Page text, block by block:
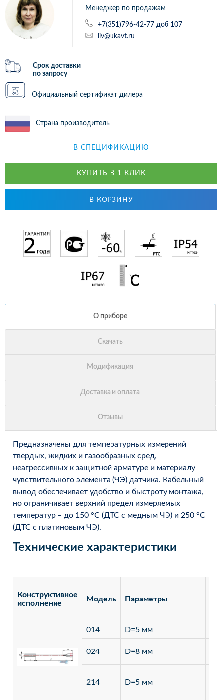
Менеджер по продажам
+7(351)796-42-77 доб 107
liv@ukavt.ru
Срок доставки
по запросу
Официальный сертификат дилера
Страна производитель
В СПЕЦИФИКАЦИЮ
КУПИТЬ В 1 КЛИК
В КОРЗИНУ
Предназначены для температурных измерений
твердых, жидких и газообразных сред,
неагрессивных к защитной арматуре и материалу
чувствительного элемента (ЧЭ) датчика. Кабельный
вывод обеспечивает удобство и быстроту монтажа,
но ограничивает верхний предел измеряемых
температур – до 150 °С (ДТС с медным ЧЭ) и 250 °С
(ДТС с платиновым ЧЭ).
Технические характеристики
Конструктивное
исполнение
Модель Параметры
014 D=5 мм
024 D=8 мм
214 D=5 мм